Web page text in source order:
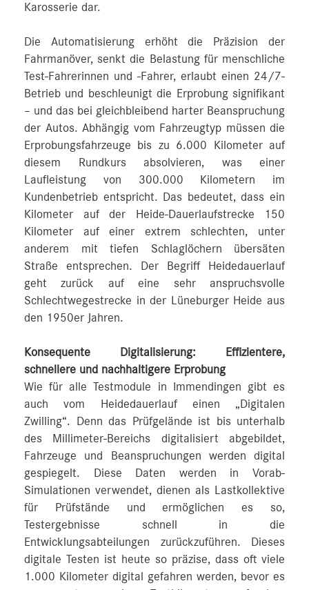
Karosserie dar.
Die Automatisierung erhöht die Präzision der
Fahrmanöver, senkt die Belastung für menschliche
Test-Fahrerinnen und -Fahrer, erlaubt einen 24/7-
Betrieb und beschleunigt die Erprobung signifikant
– und das bei gleichbleibend harter Beanspruchung
der Autos. Abhängig vom Fahrzeugtyp müssen die
Erprobungsfahrzeuge bis zu 6.000 Kilometer auf
diesem Rundkurs absolvieren, was einer
Laufleistung von 300.000 Kilometern im
Kundenbetrieb entspricht. Das bedeutet, dass ein
Kilometer auf der Heide-Dauerlaufstrecke 150
Kilometer auf einer extrem schlechten, unter
anderem mit tiefen Schlaglöchern übersäten
Straße entsprechen. Der Begriff Heidedauerlauf
geht zurück auf eine sehr anspruchsvolle
Schlechtwegestrecke in der Lüneburger Heide aus
den 1950er Jahren.
Konsequente Digitalisierung: Effizientere,
schnellere und nachhaltigere Erprobung
Wie für alle Testmodule in Immendingen gibt es
auch vom Heidedauerlauf einen „Digitalen
Zwilling“. Denn das Prüfgelände ist bis unterhalb
des Millimeter-Bereichs digitalisiert abgebildet,
Fahrzeuge und Beanspruchungen werden digital
gespiegelt. Diese Daten werden in Vorab-
Simulationen verwendet, dienen als Lastkollektive
für Prüfstände und ermöglichen es so,
Testergebnisse schnell in die
Entwicklungsabteilungen zurückzuführen. Dieses
digitale Testen ist heute so präzise, dass oft viele
1.000 Kilometer digital gefahren werden, bevor es